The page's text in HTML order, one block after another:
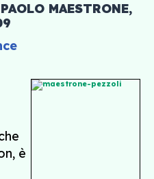
MAESTRONE,
è